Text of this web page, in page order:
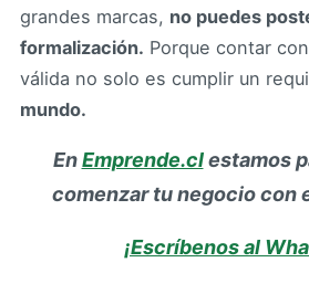
grandes marcas, no puedes
formalización. Porque contar
válida no solo es cumplir un
mundo.
EnEmprende.clestamos
comenzar tu negocio con
¡Escríbenos al